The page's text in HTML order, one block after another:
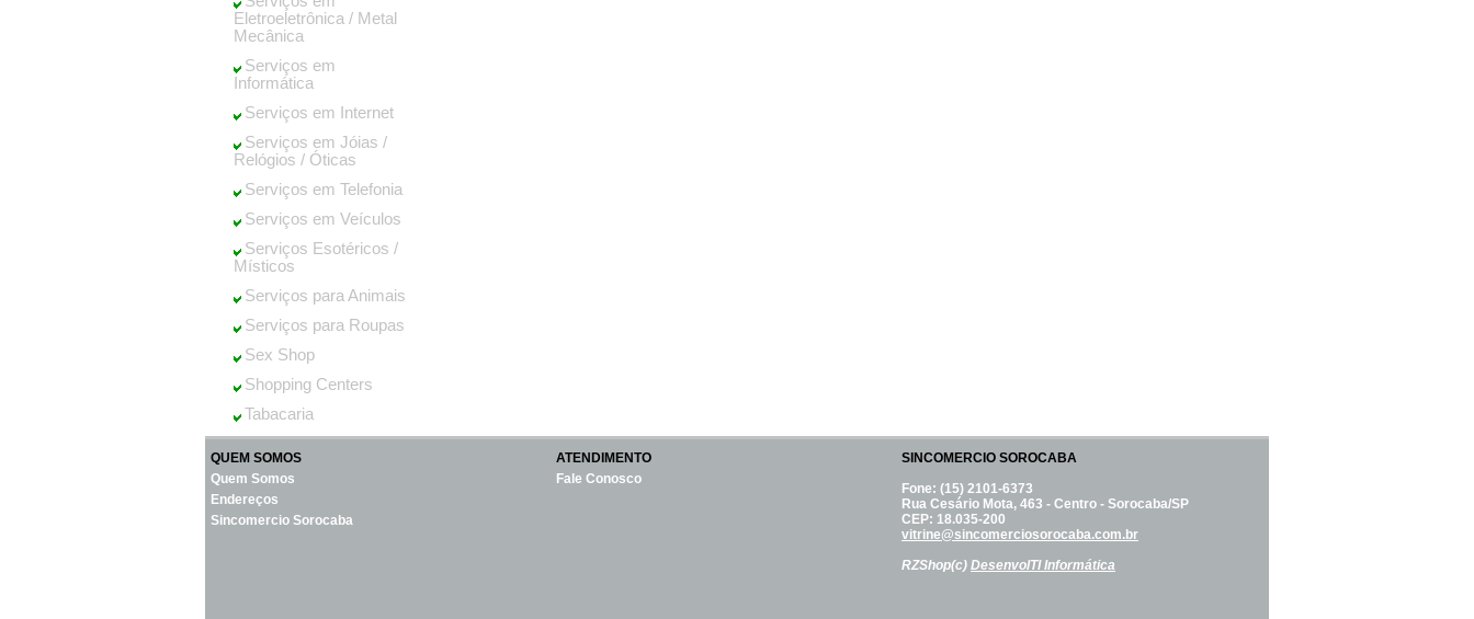
Eletroeletrônica / Metal
Mecânica
Serviços em
Informática
Serviços em Internet
Serviços em Jóias /
Relógios / Óticas
Serviços em Telefonia
Serviços em Veículos
Serviços Esotéricos /
Místicos
Serviços para Animais
Serviços para Roupas
Sex Shop
Shopping Centers
Tabacaria
QUEM SOMOS
Quem Somos
Endereços
Sincomercio Sorocaba
ATENDIMENTO
Fale Conosco
SINCOMERCIO SOROCABA
Fone: (15) 2101-6373
Rua Cesário Mota, 463 - Centro - Sorocaba/SP
CEP: 18.035-200
vitrine@sincomerciosorocaba.com.br
RZShop(c) DesenvolTI Informática